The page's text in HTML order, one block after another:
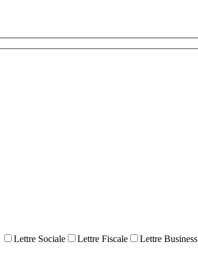
Lettre Sociale Lettre Fiscale Lettre Business